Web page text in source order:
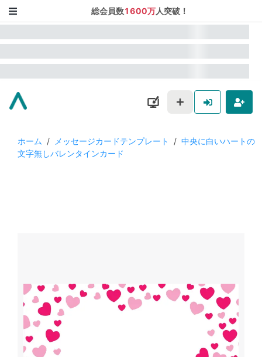
総会員数1600万人突破！
ホーム / メッセージカードテンプレート / 中央に白いハートの
文字無しバレンタインカード